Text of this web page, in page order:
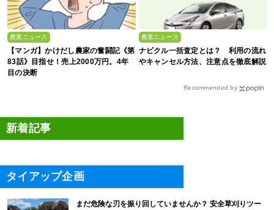
農業ニュース
【マンガ】かけだし農家の奮闘記《第
83話》目指せ！売上2000万円。4年
目の決断
農業ニュース
ナビクル一括査定とは？ 利用の流れ
やキャンセル方法、注意点を徹底解説
Recommended by
新着記事
タイアップ企画
まだ危険な刃を振り回していませんか？ 安全草刈りツー